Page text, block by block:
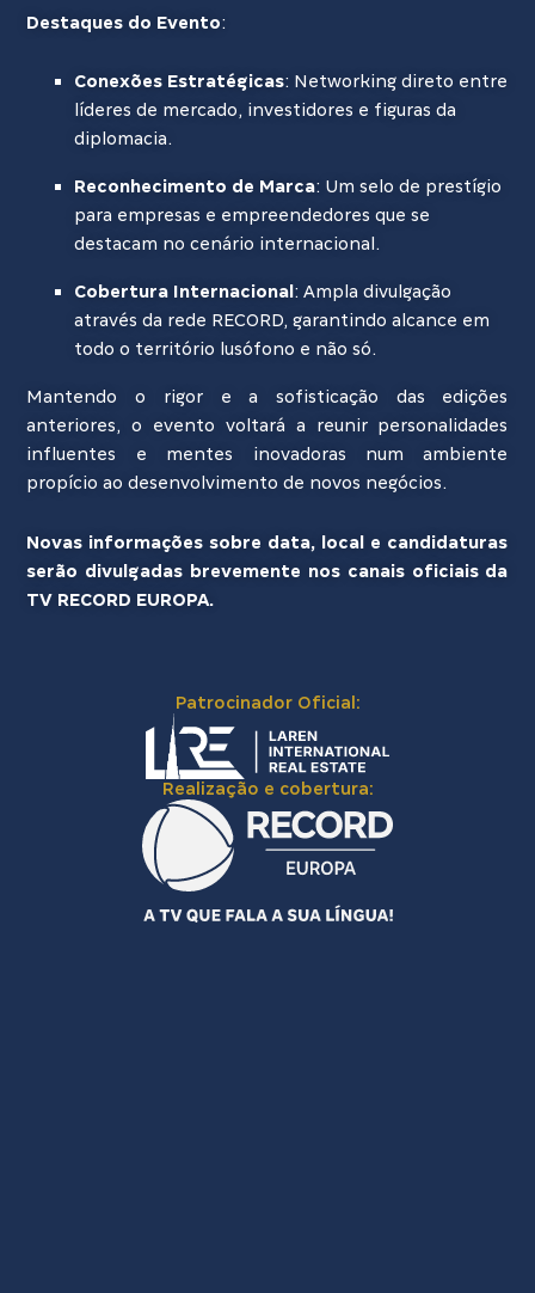
Destaques do Evento:
Conexões Estratégicas: Networking direto entre
líderes de mercado, investidores e figuras da
diplomacia.
Reconhecimento de Marca: Um selo de prestígio
para empresas e empreendedores que se
destacam no cenário internacional.
Cobertura Internacional: Ampla divulgação
através da rede RECORD, garantindo alcance em
todo o território lusófono e não só.
Mantendo o rigor e a sofisticação das edições
anteriores, o evento voltará a reunir personalidades
influentes e mentes inovadoras num ambiente
propício ao desenvolvimento de novos negócios.
Novas informações sobre data, local e candidaturas
serão divulgadas brevemente nos canais oficiais da
TV RECORD EUROPA.
Patrocinador Oficial:
Realização e cobertura: